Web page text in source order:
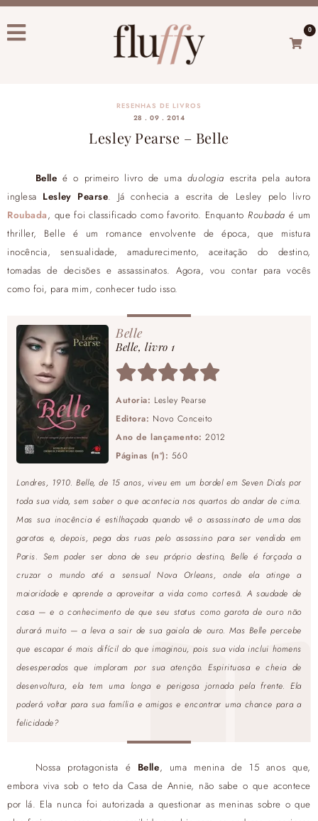
0
RESENHAS DE LIVROS
28 . 09 . 2014
Lesley Pearse – Belle
Belle é o primeiro livro de uma duologia escrita pela autora
inglesa Lesley Pearse. Já conhecia a escrita de Lesley pelo livro
Roubada, que foi classificado como favorito. EnquantoRoubada é um
thriller, Belle é um romance envolvente de época, que mistura
inocência, sensualidade, amadurecimento, aceitação do destino,
tomadas de decisões e assassinatos. Agora, vou contar para vocês
como foi, para mim, conhecer tudo isso.
Belle
Belle, livro 1
Autoria: Lesley Pearse
Editora: Novo Conceito
Ano de lançamento: 2012
Páginas (nº): 560
Londres, 1910. Belle, de 15 anos, viveu em um bordel em Seven Dials por
toda sua vida, sem saber o que acontecia nos quartos do andar de cima.
Mas sua inocência é estilhaçada quando vê o assassinato de uma das
garotas e, depois, pega das ruas pelo assassino para ser vendida em
Paris. Sem poder ser dona de seu próprio destino, Belle é forçada a
cruzar o mundo até a sensual Nova Orleans, onde ela atinge a
maioridade e aprende a aproveitar a vida como cortesã. A saudade de
casa — e o conhecimento de que seu status como garota de ouro não
durará muito — a leva a sair de sua gaiola de ouro. Mas Belle percebe
que escapar é mais difícil do que imaginou, pois sua vida inclui homens
desesperados que imploram por sua atenção. Espirituosa e cheia de
desenvoltura, ela tem uma longa e perigosa jornada pela frente. Ela
poderá voltar para sua família e amigos e encontrar uma chance para a
felicidade?
Nossa protagonista é Belle, uma menina de 15 anos que,
embora viva sob o teto da Casa de Annie, não sabe o que acontece
por lá. Ela nunca foi autorizada a questionar as meninas sobre o que